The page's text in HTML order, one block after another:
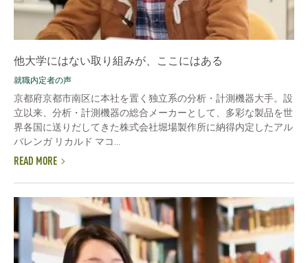
他大学にはない取り組みが、ここにはある
就職内定者の声
京都府京都市南区に本社を置く独立系の分析・計測機器大手。設
立以来、分析・計測機器の総合メーカーとして、多彩な製品を世
界各国に送りだしてきた株式会社堀場製作所に納得内定したアル
バレンガ リカルド マコ...
READ MORE